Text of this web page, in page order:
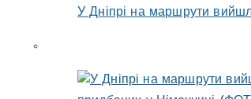
У Дніпрі на маршрути